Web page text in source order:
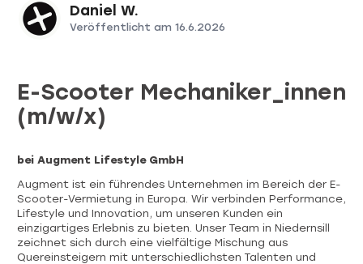
Daniel W.
Veröffentlicht am 16.6.2026
E-Scooter Mechaniker_innen
(m/w/x)
bei Augment Lifestyle GmbH
Augment ist ein führendes Unternehmen im Bereich der E-
Scooter-Vermietung in Europa. Wir verbinden Performance,
Lifestyle und Innovation, um unseren Kunden ein
einzigartiges Erlebnis zu bieten. Unser Team in Niedernsill
zeichnet sich durch eine vielfältige Mischung aus
Quereinsteigern mit unterschiedlichsten Talenten und